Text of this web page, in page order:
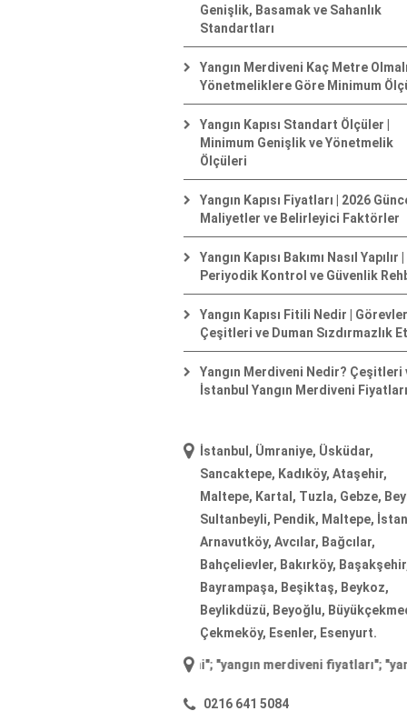
Genişlik, Basamak ve Sahanlık
Standartları
Yangın Merdiveni Kaç Metre Olmalı |
Yönetmeliklere Göre Minimum
Yangın Kapısı Standart Ölçüler |
Minimum Genişlik ve Yönetmelik
Ölçüleri
Yangın Kapısı Fiyatları | 2026
Maliyetler ve Belirleyici Faktörler
Yangın Kapısı Bakımı Nasıl Yapılır |
Periyodik Kontrol ve Güvenlik
Yangın Kapısı Fitili Nedir |
Çeşitleri ve Duman Sızdırmazlık
Yangın Merdiveni Nedir? Çeşitleri
İstanbul Yangın Merdiveni Fiyatları
İstanbul, Ümraniye, Üsküdar,
Sancaktepe, Kadıköy, Ataşehir,
Maltepe, Kartal, Tuzla, Gebze,
Sultanbeyli, Pendik, Maltepe,
Arnavutköy, Avcılar, Bağcılar,
Bahçelievler, Bakırköy,
Bayrampaşa, Beşiktaş, Beykoz,
Beylikdüzü, Beyoğlu,
Çekmeköy, Esenler, Esenyurt.
yangın merdiveni fiyatları"; " yangın
0216 641 5084